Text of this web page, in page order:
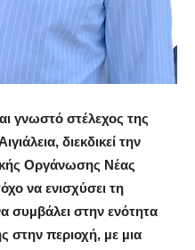
γνωστό στέλεχος της
διεκδικεί την
Οργάνωσης Νέας
να ενισχύσει τη
συµβάλει στην ενότητα
στην περιοχή, µε µια